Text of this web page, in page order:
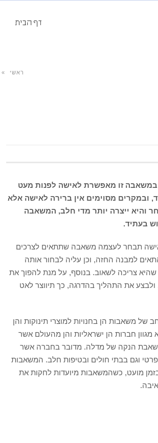
דף הבית
ראשי »
זו מאפשרת לאישה לפנות מעט
ובמקרים מסוימים אין ברירה לאישה אלא
והיא ייצרה יותר מדי חלב, המשאבה
בעתיד.
תבחר לעצמה משאבה שתתאים לצרכים
למבנה החזה, וכן עליה לבחור אותה
צריכה לשאוב. בנוסף, על מנת להפוך את
ולבצע את התהליך בהדרגה, כך תיווצר לאט
משאבות הן בחנויות למוצרי תינוקות והן
חברות הן ישראליות והן מהעולם אשר
משאבת הנקה של מדלה. מדובר בחברה אשר
וגם בבתי חולים ובטיפות חלב. המשאבות
מועט, כשהמשאבות מיועדות לחקות את